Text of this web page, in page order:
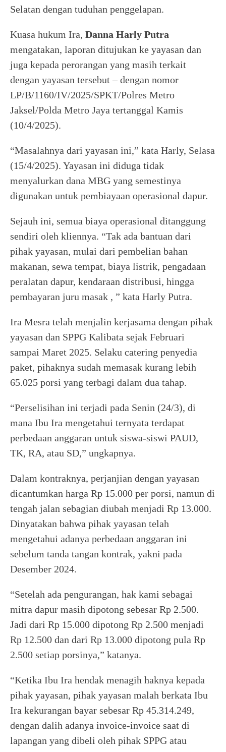
Selatan dengan tuduhan penggelapan.
Kuasa hukum Ira, Danna Harly Putra
mengatakan, laporan ditujukan ke yayasan dan
juga kepada perorangan yang masih terkait
dengan yayasan tersebut – dengan nomor
LP/B/1160/IV/2025/SPKT/Polres Metro
Jaksel/Polda Metro Jaya tertanggal Kamis
(10/4/2025).
“Masalahnya dari yayasan ini,” kata Harly, Selasa
(15/4/2025). Yayasan ini diduga tidak
menyalurkan dana MBG yang semestinya
digunakan untuk pembiayaan operasional dapur.
Sejauh ini, semua biaya operasional ditanggung
sendiri oleh kliennya. “Tak ada bantuan dari
pihak yayasan, mulai dari pembelian bahan
makanan, sewa tempat, biaya listrik, pengadaan
peralatan dapur, kendaraan distribusi, hingga
pembayaran juru masak , ” kata Harly Putra.
Ira Mesra telah menjalin kerjasama dengan pihak
yayasan dan SPPG Kalibata sejak Februari
sampai Maret 2025. Selaku catering penyedia
paket, pihaknya sudah memasak kurang lebih
65.025 porsi yang terbagi dalam dua tahap.
“Perselisihan ini terjadi pada Senin (24/3), di
mana Ibu Ira mengetahui ternyata terdapat
perbedaan anggaran untuk siswa-siswi PAUD,
TK, RA, atau SD,” ungkapnya.
Dalam kontraknya, perjanjian dengan yayasan
dicantumkan harga Rp 15.000 per porsi, namun di
tengah jalan sebagian diubah menjadi Rp 13.000.
Dinyatakan bahwa pihak yayasan telah
mengetahui adanya perbedaan anggaran ini
sebelum tanda tangan kontrak, yakni pada
Desember 2024.
“Setelah ada pengurangan, hak kami sebagai
mitra dapur masih dipotong sebesar Rp 2.500.
Jadi dari Rp 15.000 dipotong Rp 2.500 menjadi
Rp 12.500 dan dari Rp 13.000 dipotong pula Rp
2.500 setiap porsinya,” katanya.
“Ketika Ibu Ira hendak menagih haknya kepada
pihak yayasan, pihak yayasan malah berkata Ibu
Ira kekurangan bayar sebesar Rp 45.314.249,
dengan dalih adanya invoice-invoice saat di
lapangan yang dibeli oleh pihak SPPG atau